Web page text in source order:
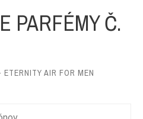
PARFÉMY Č.
AIR FOR MEN